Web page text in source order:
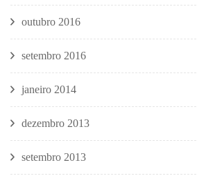
outubro 2016
setembro 2016
janeiro 2014
dezembro 2013
setembro 2013